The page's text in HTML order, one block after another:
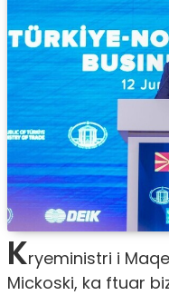
Kryeministri i
Mickoski, ka ftuar